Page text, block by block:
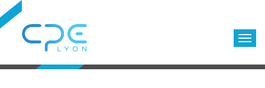
Cookies management panel